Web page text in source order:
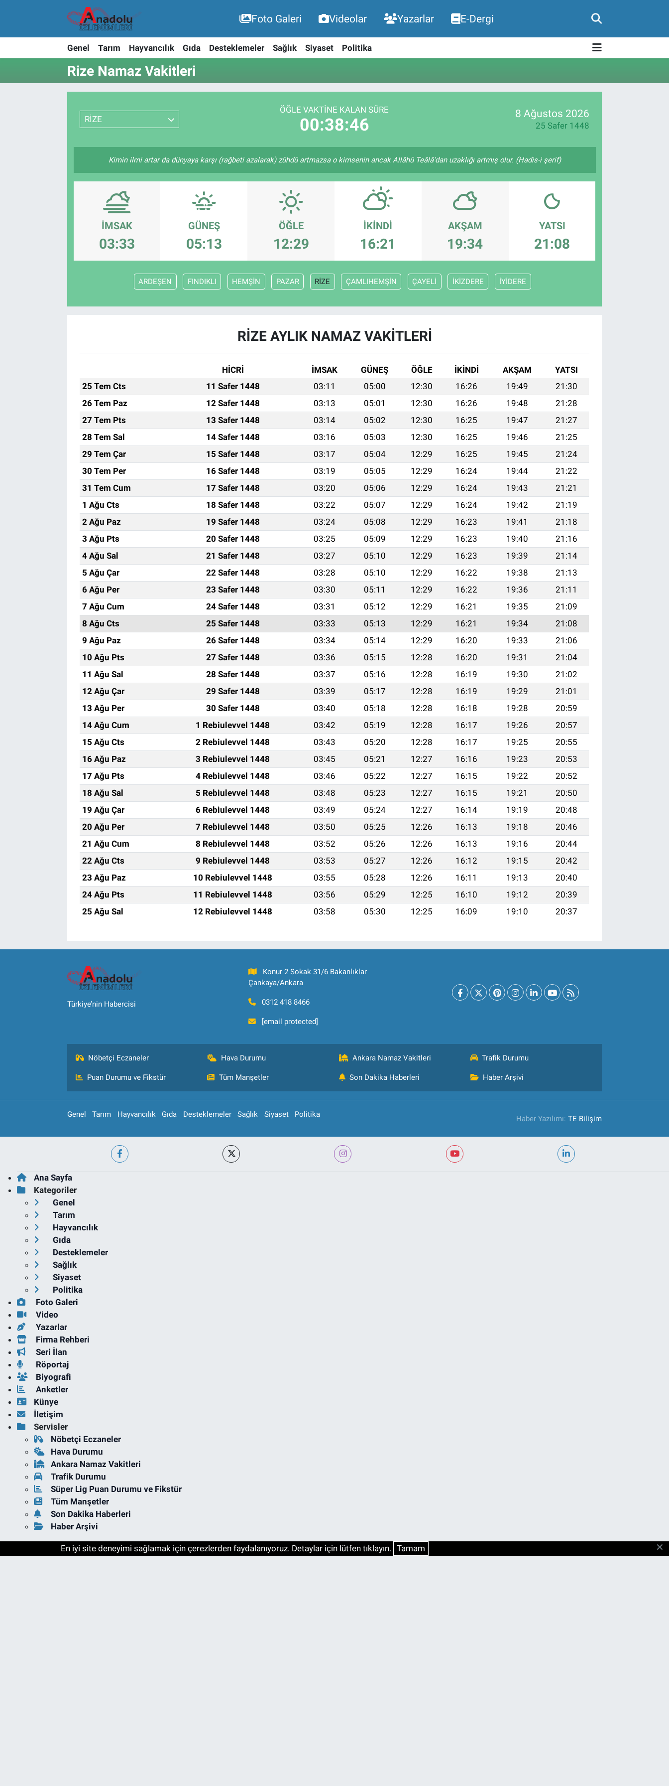
Foto Galeri Videolar Yazarlar E-Dergi
Genel Tarım Hayvancılık Gıda Desteklemeler Sağlık Siyaset Politika
Rize Namaz Vakitleri
RİZE
ÖĞLE VAKTINE KALAN SÜRE
00:38:46
8 Ağustos 2026
25 Safer 1448
Kimin ilmi artar da dünyaya karşı (rağbeti azalarak) zühdü artmazsa o kimsenin ancak Allâhü Teâlâ'dan uzaklığı artmış olur. (Hadis-i şerif)
İMSAK
03:33
GÜNEŞ
05:13
ÖĞLE
12:29
İKINDI
16:21
AKŞAM
19:34
YATSI
21:08
ARDEŞEN FINDIKLI HEMŞİN PAZAR RİZE ÇAMLIHEMŞİN ÇAYELİ İKİZDERE İYİDERE
RİZE AYLIK NAMAZ VAKITLERI
HİCRİ İMSAK GÜNEŞ ÖĞLE İKINDI AKŞAM
YATSI
25 Tem Cts
11 Safer 1448 03:11 05:00 12:30 16:26 19:49
21:30
26 Tem Paz
12 Safer 1448 03:13 05:01 12:30 16:26 19:48
21:28
27 Tem Pts
13 Safer 1448 03:14 05:02 12:30 16:25 19:47
21:27
28 Tem Sal
14 Safer 1448 03:16 05:03 12:30 16:25 19:46
21:25
29 Tem Çar
15 Safer 1448 03:17 05:04 12:29 16:25 19:45
21:24
30 Tem Per
16 Safer 1448 03:19 05:05 12:29 16:24 19:44
21:22
31 Tem Cum
17 Safer 1448 03:20 05:06 12:29 16:24 19:43
21:21
1 Ağu Cts
18 Safer 1448 03:22 05:07 12:29 16:24 19:42
21:19
2 Ağu Paz
19 Safer 1448 03:24 05:08 12:29 16:23 19:41
21:18
3 Ağu Pts
20 Safer 1448 03:25 05:09 12:29 16:23 19:40
21:16
4 Ağu Sal
21 Safer 1448 03:27 05:10 12:29 16:23 19:39
21:14
5 Ağu Çar
22 Safer 1448 03:28 05:10 12:29 16:22 19:38
21:13
6 Ağu Per
23 Safer 1448 03:30 05:11 12:29 16:22 19:36
21:11
7 Ağu Cum
24 Safer 1448 03:31 05:12 12:29 16:21 19:35
21:09
8 Ağu Cts
25 Safer 1448 03:33 05:13 12:29 16:21 19:34
21:08
9 Ağu Paz
26 Safer 1448 03:34 05:14 12:29 16:20 19:33
21:06
10 Ağu Pts
27 Safer 1448 03:36 05:15 12:28 16:20 19:31
21:04
11 Ağu Sal
28 Safer 1448 03:37 05:16 12:28 16:19 19:30
21:02
12 Ağu Çar
29 Safer 1448 03:39 05:17 12:28 16:19 19:29
21:01
13 Ağu Per
30 Safer 1448 03:40 05:18 12:28 16:18 19:28
20:59
14 Ağu Cum
1 Rebiulevvel 1448 03:42 05:19 12:28 16:17 19:26
20:57
15 Ağu Cts
2 Rebiulevvel 1448 03:43 05:20 12:28 16:17 19:25
20:55
16 Ağu Paz
3 Rebiulevvel 1448 03:45 05:21 12:27 16:16 19:23
20:53
17 Ağu Pts
4 Rebiulevvel 1448 03:46 05:22 12:27 16:15 19:22
20:52
18 Ağu Sal
5 Rebiulevvel 1448 03:48 05:23 12:27 16:15 19:21
20:50
19 Ağu Çar
6 Rebiulevvel 1448 03:49 05:24 12:27 16:14 19:19
20:48
20 Ağu Per
7 Rebiulevvel 1448 03:50 05:25 12:26 16:13 19:18
20:46
21 Ağu Cum
8 Rebiulevvel 1448 03:52 05:26 12:26 16:13 19:16
20:44
22 Ağu Cts
9 Rebiulevvel 1448 03:53 05:27 12:26 16:12 19:15
20:42
23 Ağu Paz
10 Rebiulevvel 1448 03:55 05:28 12:26 16:11 19:13
20:40
24 Ağu Pts
11 Rebiulevvel 1448 03:56 05:29 12:25 16:10 19:12
20:39
25 Ağu Sal
12 Rebiulevvel 1448 03:58 05:30 12:25 16:09 19:10 20:37
Türkiye’nin Habercisi
Konur 2 Sokak 31/6 Bakanlıklar
Çankaya/Ankara
0312 418 8466
[email protected]
Nöbetçi Eczaneler Hava Durumu Ankara Namaz Vakitleri Trafik Durumu
Puan Durumu ve Fikstür Tüm Manşetler Son Dakika Haberleri Haber Arşivi
Genel Tarım Hayvancılık Gıda Desteklemeler Sağlık Siyaset Politika Haber Yazılımı:TE Bilişim
Ana Sayfa
Kategoriler
Genel
Tarım
Hayvancılık
Gıda
Desteklemeler
Sağlık
Siyaset
Politika
Foto Galeri
Video
Yazarlar
Firma Rehberi
Seri İlan
Röportaj
Biyografi
Anketler
Künye
İletişim
Servisler
Nöbetçi Eczaneler
Hava Durumu
Ankara Namaz Vakitleri
Trafik Durumu
Süper Lig Puan Durumu ve Fikstür
Tüm Manşetler
Son Dakika Haberleri
Haber Arşivi
En iyi site deneyimi sağlamak için çerezlerden faydalanıyoruz. Detaylar için lütfen tıklayın. Tamam